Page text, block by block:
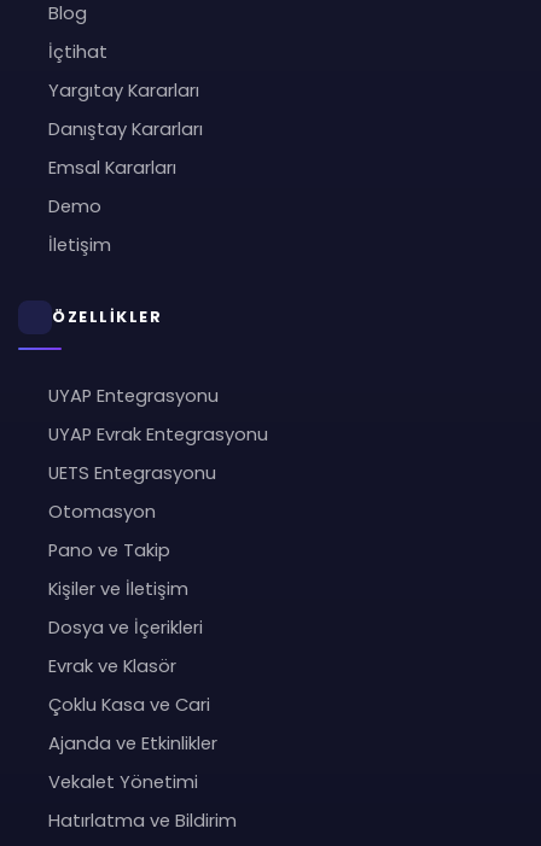
Blog
İçtihat
Yargıtay Kararları
Danıştay Kararları
Emsal Kararları
Demo
İletişim
ÖZELLİKLER
UYAP Entegrasyonu
UYAP Evrak Entegrasyonu
UETS Entegrasyonu
Otomasyon
Pano ve Takip
Kişiler ve İletişim
Dosya ve İçerikleri
Evrak ve Klasör
Çoklu Kasa ve Cari
Ajanda ve Etkinlikler
Vekalet Yönetimi
Hatırlatma ve Bildirim